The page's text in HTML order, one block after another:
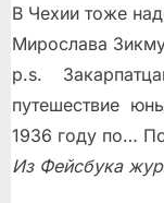
В Чехии тоже
Мирослава
p.s.
путешествие
1936 году по…
Из Фейсбука